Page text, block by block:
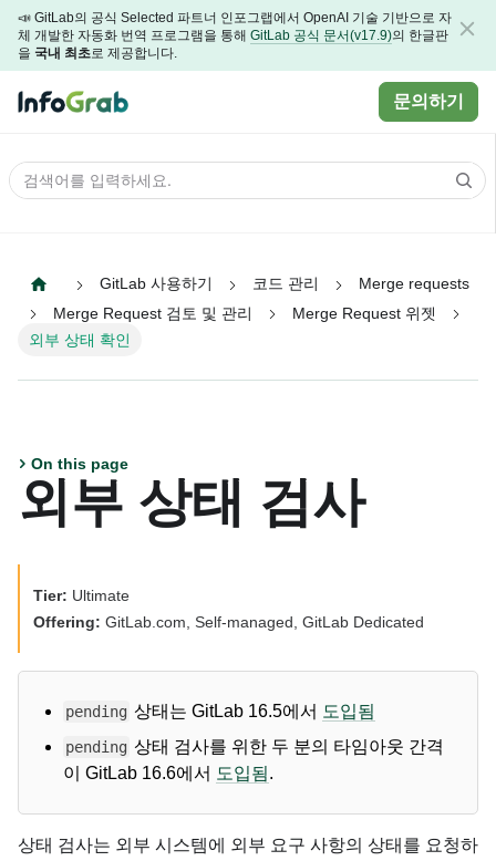
📣 GitLab의 공식 Selected 파트너 인포그랩에서 OpenAI 기술 기반으로 자
체 개발한 자동화 번역 프로그램을 통해 GitLab 공식 문서(v17.9)의 한글판
을 국내 최초로 제공합니다.
문의하기
GitLab 사용하기 코드 관리
Merge requests
Merge Request 검토 및 관리
Merge Request 위젯
외부 상태 확인
On this page
외부 상태 검사
Tier: Ultimate
Offering: GitLab.com, Self-managed, GitLab Dedicated
pending 상태는 GitLab 16.5에서 도입됨
pending 상태 검사를 위한 두 분의 타임아웃 간격
이 GitLab 16.6에서 도입됨.
상태 검사는 외부 시스템에 외부 요구 사항의 상태를 요청하